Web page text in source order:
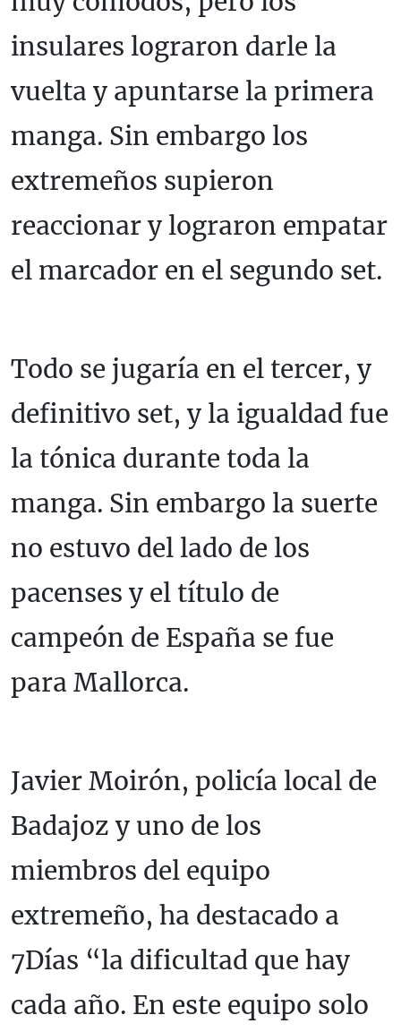
insulares lograron darle la
vuelta y apuntarse la primera
manga. Sin embargo los
extremeños supieron
reaccionar y lograron empatar
el marcador en el segundo set.
Todo se jugaría en el tercer, y
definitivo set, y la igualdad fue
la tónica durante toda la
manga. Sin embargo la suerte
no estuvo del lado de los
pacenses y el título de
campeón de España se fue
para Mallorca.
Javier Moirón, policía local de
Badajoz y uno de los
miembros del equipo
extremeño, ha destacado a
7Días “la dificultad que hay
cada año. En este equipo solo